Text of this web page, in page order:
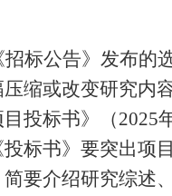
招标公告》发布
缩或改变研究内
投标书》（
标书》要突出项
要介绍研究综述